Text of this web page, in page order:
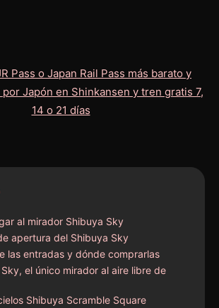
al mirador Shibuya Sky
apertura del Shibuya Sky
las entradas y dónde comprarlas
el único mirador al aire libre de
Shibuya Scramble Square